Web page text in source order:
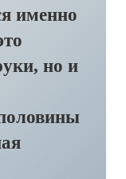
именно
но и